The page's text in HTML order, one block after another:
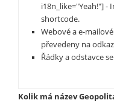
i18n_like="Yeah!"] -
shortcode.
Webové a e-
převedeny na
Řádky a odstavce
Kolik má název